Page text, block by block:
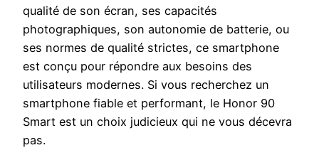
qualité de son écran, ses capacités
photographiques, son autonomie de batterie, ou
ses normes de qualité strictes, ce smartphone
est conçu pour répondre aux besoins des
utilisateurs modernes. Si vous recherchez un
smartphone fiable et performant, le Honor 90
Smart est un choix judicieux qui ne vous décevra
pas.